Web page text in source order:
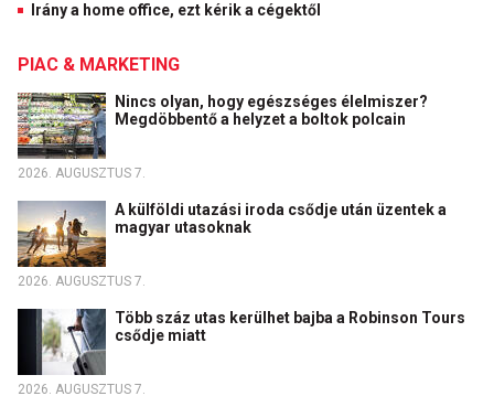
Irány a home office, ezt kérik a cégektől
PIAC & MARKETING
Nincs olyan, hogy egészséges élelmiszer?
Megdöbbentő a helyzet a boltok polcain
2026. AUGUSZTUS 7.
A külföldi utazási iroda csődje után üzentek a
magyar utasoknak
2026. AUGUSZTUS 7.
Több száz utas kerülhet bajba a Robinson Tours
csődje miatt
2026. AUGUSZTUS 7.